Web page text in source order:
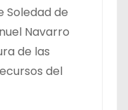
Soledad de
Navarro
de las
del